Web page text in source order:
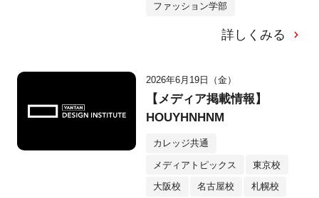
ファッション学部
詳しくみる
2026年6月19日（金）
【メディア掲載情報】
HOUYHNHNM
カレッジ共通
メディアトピックス 東京校
大阪校 名古屋校 札幌校